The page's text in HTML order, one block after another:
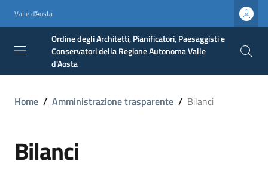
Valle d'Aosta
Ordine degli Architetti, Pianificatori, Paesaggisti e
Conservatori della Regione Autonoma Valle
d'Aosta
Home / Amministrazione trasparente / Bilanci
Bilanci